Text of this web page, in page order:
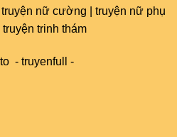
nữ cường | truyện nữ phụ
truyện trinh thám
- truyenfull
-